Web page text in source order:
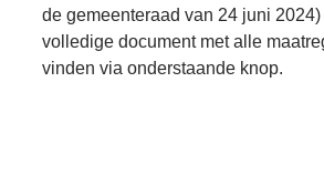
de gemeenteraad van 24 juni
volledige document met alle
vinden via onderstaande knop.
A tot Z